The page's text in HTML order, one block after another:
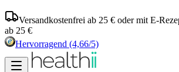
Versandkostenfrei ab 25 € oder mit E-
ab 25 €
Hervorragend (4,66/5)